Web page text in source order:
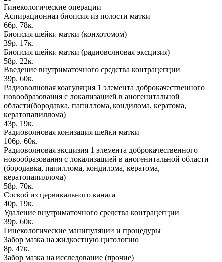
Гинекологические операции
Аспирационная биопсия из полости матки
66р. 78к.
Биопсия шейки матки (конхотомом)
39р. 17к.
Биопсия шейки матки (радиоволновая эксцизия)
58р. 22к.
Введение внутриматочного средства контрацепции
39р. 60к.
Радиоволновая коагуляция 1 элемента доброкачественного
новообразования с локализацией в аногенитальной
области(бородавка, папиллома, кондилома, кератома,
кератопапиллома)
43р. 19к.
Радиоволновая конизация шейки матки
106р. 60к.
Радиоволновая эксцизия 1 элемента доброкачественного
новообразования с локализацией в аногенитальной области
(бородавка, папиллома, кондилома, кератома,
кератопапиллома)
58р. 70к.
Соскоб из цервикального канала
40р. 19к.
Удаление внутриматочного средства контрацепции
39р. 60к.
Гинекологические манипуляции и процедуры
Забор мазка на жидкостную цитологию
8р. 47к.
Забор мазка на исследование (прочие)